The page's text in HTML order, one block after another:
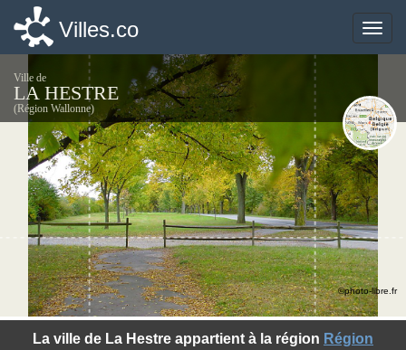
Toggle
Villes.co
Ville de
LA HESTRE
(Région Wallonne)
La ville de La Hestre appartient à la région Région
©photo-libre.fr
Toggle
Villes.co